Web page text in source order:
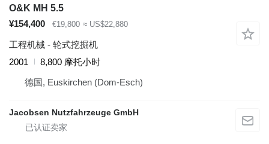
O&K MH 5.5
¥154,400
€19,800 ≈ US$22,880
工程机械 - 轮式挖掘机
2001
8,800 摩托小时
德国, Euskirchen (Dom-Esch)
Jacobsen Nutzfahrzeuge GmbH